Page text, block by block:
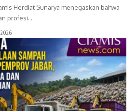
Herdiat Sunarya menegaskan bahwa
profesi…